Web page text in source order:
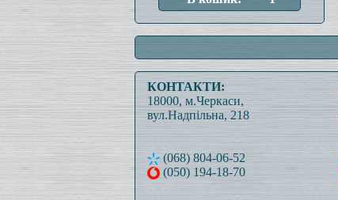
КОНТАКТИ:
18000, м.Черкаси,
вул.Надпільна, 218
(068) 804-06-52
(050) 194-18-70